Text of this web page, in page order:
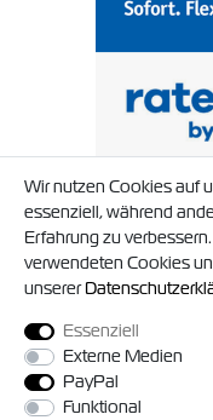
Wir nutzen Cookies auf
essenziell, während
Erfahrung zu
verwendeten Cookies
unserer
Essenziell
Externe Medien
PayPal
Funktional